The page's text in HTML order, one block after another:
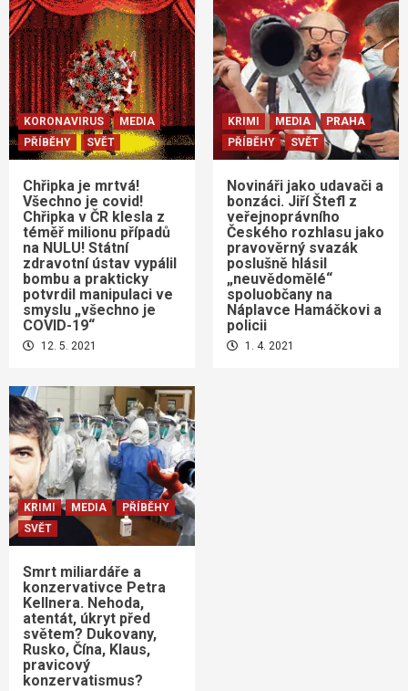
KORONAVIRUS
MEDIA
PŘÍBĚHY
SVĚT
Chřipka je mrtvá!
Všechno je covid!
Chřipka v ČR klesla z
téměř milionu případů
na NULU! Státní
zdravotní ústav vypálil
bombu a prakticky
potvrdil manipulaci ve
smyslu „všechno je
COVID-19“
12. 5. 2021
KRIMI MEDIA
PRAHA
PŘÍBĚHY
SVĚT
Novináři jako udavači a
bonzáci. Jiří Štefl z
veřejnoprávního
Českého rozhlasu jako
pravověrný svazák
poslušně hlásil
„neuvědomělé“
spoluobčany na
Náplavce Hamáčkovi a
policii
1. 4. 2021
KRIMI MEDIA
PŘÍBĚHY
SVĚT
Smrt miliardáře a
konzervativce Petra
Kellnera. Nehoda,
atentát, úkryt před
světem? Dukovany,
Rusko, Čína, Klaus,
pravicový
konzervatismus?